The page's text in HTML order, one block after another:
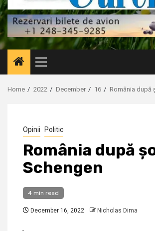
Primary
Menu
Home 2022 December 16 România după
Opinii Politic
România după
Schengen
4 min read
December 16, 2022 Nicholas Dima